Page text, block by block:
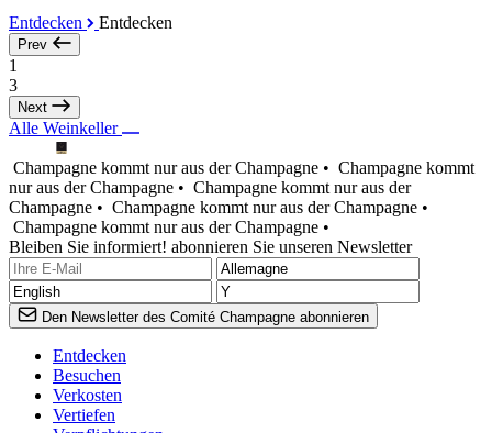
Entdecken Entdecken
Prev
1
3
Next
Alle Weinkeller
Champagne kommt nur aus der Champagne • Champagne kommt
nur aus der Champagne • Champagne kommt nur aus der
Champagne • Champagne kommt nur aus der Champagne •
Champagne kommt nur aus der Champagne •
Bleiben Sie informiert! abonnieren Sie unseren Newsletter
Den Newsletter des Comité Champagne abonnieren
Entdecken
Besuchen
Verkosten
Vertiefen